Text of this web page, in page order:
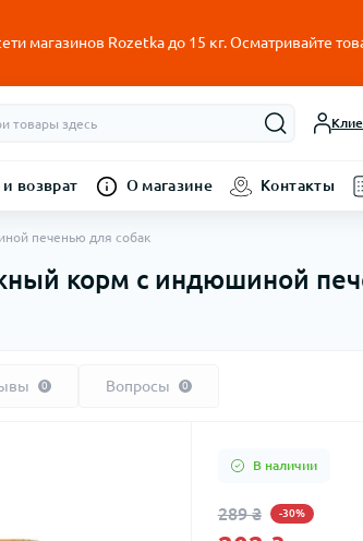
магазинов Rozetka до 15 кг. Осматривайте
возврат О магазине Контакты
печенью для собак
корм с индюшиной
0 Вопросы 0
В наличии
289 ₴ -30%